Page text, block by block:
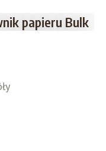
papieru Bulk